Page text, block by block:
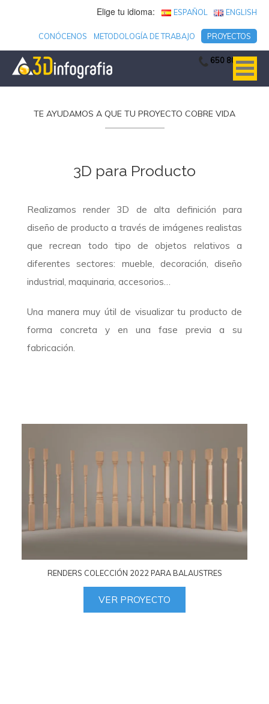
Elige tu idioma: ESPAÑOL ENGLISH
CONÓCENOS METODOLOGÍA DE TRABAJO PROYECTOS
650 806 753
TE AYUDAMOS A QUE TU PROYECTO COBRE VIDA
3D para Producto
Realizamos render 3D de alta definición para
diseño de producto a través de imágenes realistas
que recrean todo tipo de objetos relativos a
diferentes sectores: mueble, decoración, diseño
industrial, maquinaria, accesorios…
Una manera muy útil de visualizar tu producto de
forma concreta y en una fase previa a su
fabricación.
RENDERS COLECCIÓN 2022 PARA BALAUSTRES
VER PROYECTO